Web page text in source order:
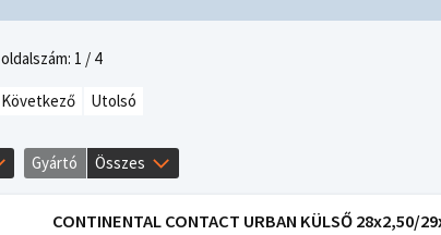
oldalszám: 1 / 4
Következő Utolsó
Gyártó Összes
CONTINENTAL CONTACT URBAN KÜLSŐ 28x2,50/